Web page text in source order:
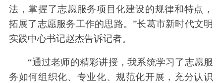
法，掌握了志愿服务项目化建设的规律和特点，
拓展了志愿服务工作的思路。”长葛市新时代文明
实践中心书记赵杰告诉记者。
“通过老师的精彩讲授，我系统学习了志愿服
务如何组织化、专业化、规范化开展，充分认识